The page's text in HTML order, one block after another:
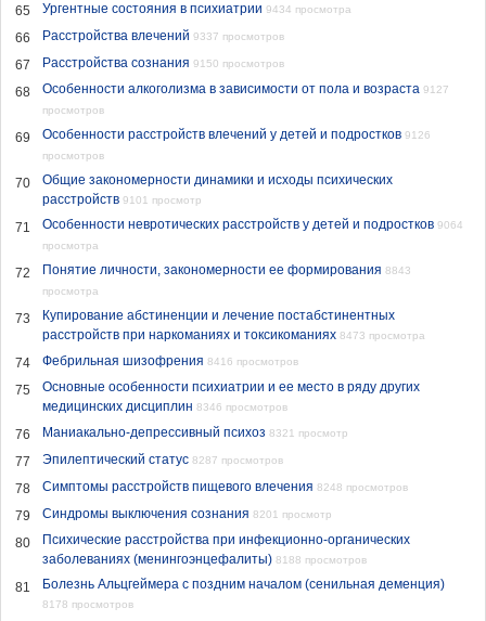
65 Ургентные состояния в психиатрии 9434 просмотра
66 Расстройства влечений 9337 просмотров
67 Расстройства сознания 9150 просмотров
68 Особенности алкоголизма в зависимости от пола и возраста 9127
просмотров
69 Особенности расстройств влечений у детей и подростков 9126
просмотров
70
Общие закономерности динамики и исходы психических
расстройств 9101 просмотр
71 Особенности невротических расстройств у детей и подростков 9064
просмотра
72 Понятие личности, закономерности ее формирования 8843
просмотра
73
Купирование абстиненции и лечение постабстинентных
расстройств при наркоманиях и токсикоманиях 8473 просмотра
74 Фебрильная шизофрения 8416 просмотров
75
Основные особенности психиатрии и ее место в ряду других
медицинских дисциплин 8346 просмотров
76 Маниакально-депрессивный психоз 8321 просмотр
77 Эпилептический статус 8287 просмотров
78 Симптомы расстройств пищевого влечения 8248 просмотров
79 Синдромы выключения сознания 8201 просмотр
80
Психические расстройства при инфекционно-органических
заболеваниях (менингоэнцефалиты) 8188 просмотров
81 Болезнь Альцгеймера с поздним началом (сенильная деменция)
8178 просмотров